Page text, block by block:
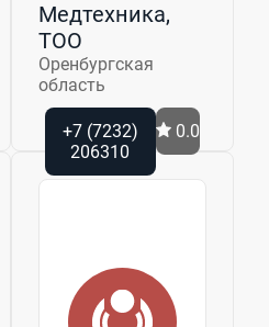
Медтехника,
ТОО
Оренбургская
область
+7 (7232)
206310
0.0